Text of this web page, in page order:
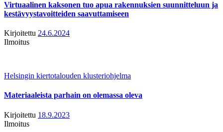
Virtuaalinen kaksonen tuo apua rakennuksien suunnitteluun ja
kestävyystavoitteiden saavuttamiseen
Kirjoitettu 24.6.2024
Ilmoitus
Helsingin kiertotalouden klusteriohjelma
Materiaaleista parhain on olemassa oleva
Kirjoitettu 18.9.2023
Ilmoitus